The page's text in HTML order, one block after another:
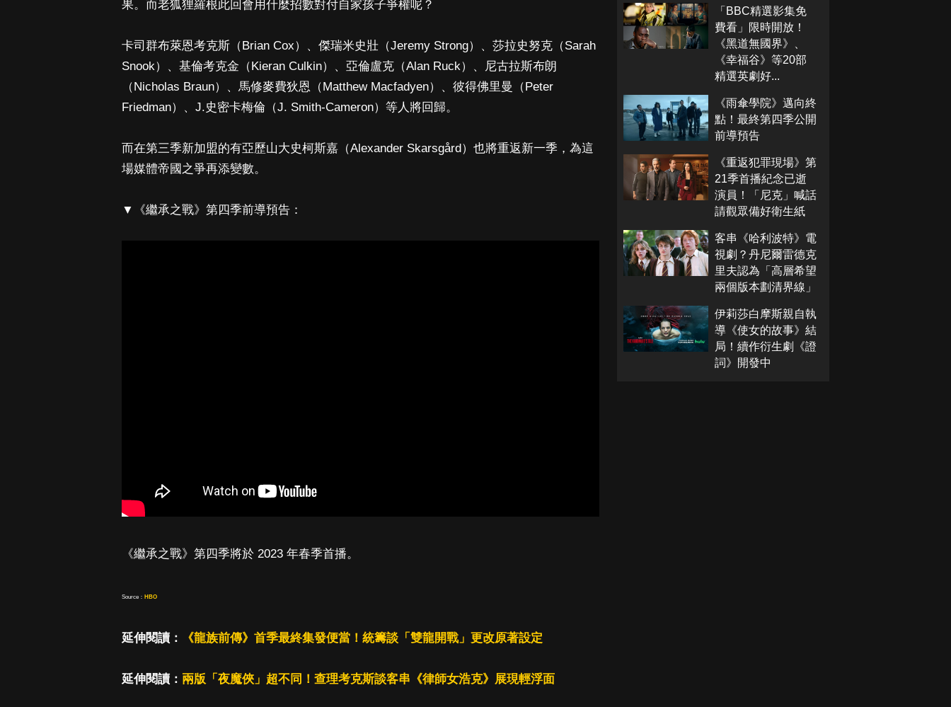
果。而老狐狸羅根此回會用什麼招數對付自家孩子爭權呢？
卡司群布萊恩考克斯（Brian Cox）、傑瑞米史壯（Jeremy Strong）、莎拉史努克（Sarah
Snook）、基倫考克金（Kieran Culkin）、亞倫盧克（Alan Ruck）、尼古拉斯布朗
（Nicholas Braun）、馬修麥費狄恩（Matthew Macfadyen）、彼得佛里曼（Peter
Friedman）、J.史密卡梅倫（J. Smith-Cameron）等人將回歸。
而在第三季新加盟的有亞歷山大史柯斯嘉（Alexander Skarsgård）也將重返新一季，為這
場媒體帝國之爭再添變數。
▼《繼承之戰》第四季前導預告：
《繼承之戰》第四季將於 2023 年春季首播。
Source： HBO
延伸閱讀： 《龍族前傳》首季最終集發便當！統籌談「雙龍開戰」更改原著設定
延伸閱讀： 兩版「夜魔俠」超不同！查理考克斯談客串《律師女浩克》展現輕浮面
「BBC精選影集免
費看」限時開放！
《黑道無國界》、
《幸福谷》等20部
精選英劇好...
《雨傘學院》邁向終
點！最終第四季公開
前導預告
《重返犯罪現場》第
21季首播紀念已逝
演員！「尼克」喊話
請觀眾備好衛生紙
客串《哈利波特》電
視劇？丹尼爾雷德克
里夫認為「高層希望
兩個版本劃清界線」
伊莉莎白摩斯親自執
導《使女的故事》結
局！續作衍生劇《證
詞》開發中